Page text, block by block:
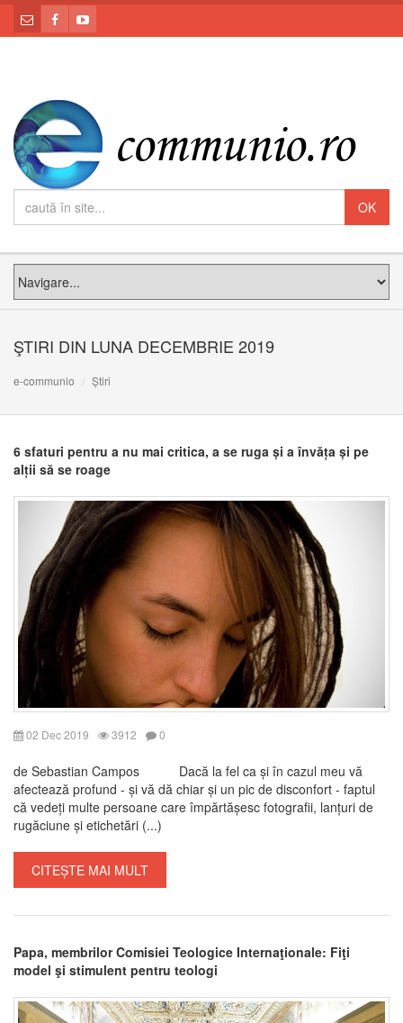
ŞTIRI DIN LUNA DECEMBRIE 2019
e-communio Știri
6 sfaturi pentru a nu mai critica, a se ruga și a învăța și pe
alții să se roage
02 Dec 2019 3912 0
de Sebastian Campos Dacă la fel ca și în cazul meu vă
afectează profund - și vă dă chiar și un pic de disconfort - faptul
că vedeți multe persoane care împărtășesc fotografii, lanțuri de
rugăciune și etichetări (...)
CITEȘTE MAI MULT
Papa, membrilor Comisiei Teologice Internaţionale: Fiţi
model şi stimulent pentru teologi